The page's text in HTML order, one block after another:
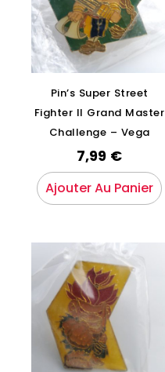
Pin’s Super Street
Fighter II Grand Master
Challenge – Vega
7,99 €
Ajouter Au Panier